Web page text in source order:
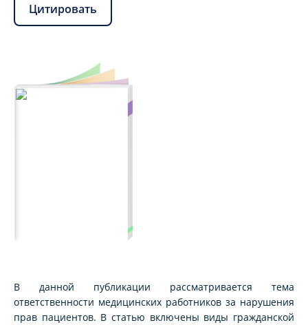
Цитировать
В данной публикации рассматривается тема
ответственности медицинских работников за нарушения
прав пациентов. В статью включены виды гражданской